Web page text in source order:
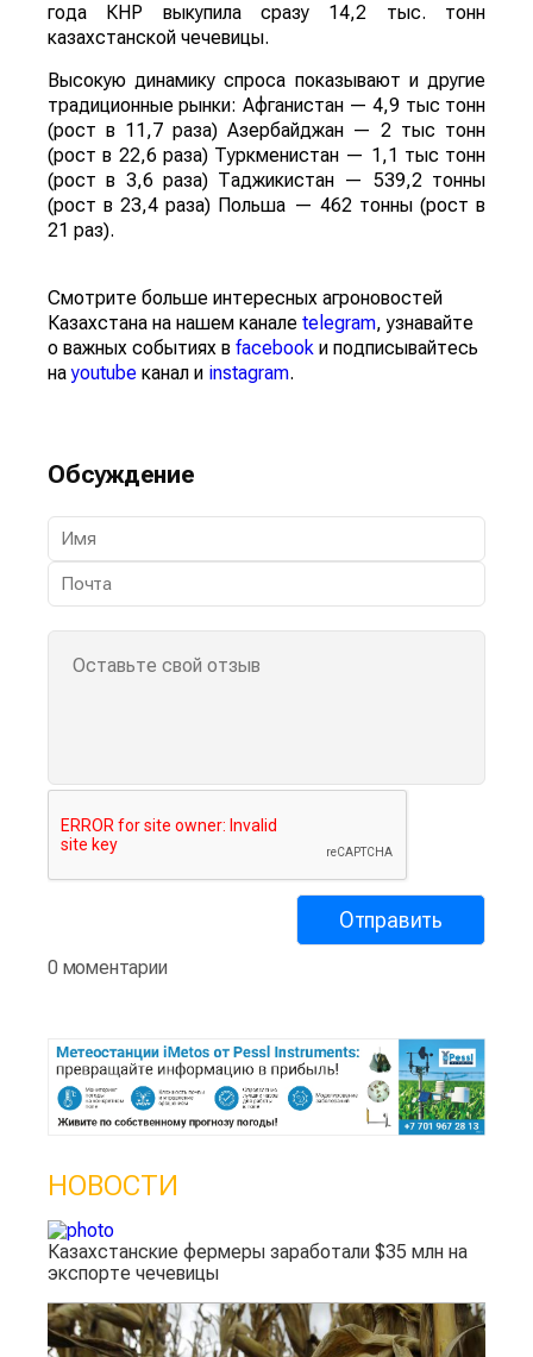
года КНР выкупила сразу 14,2 тыс. тонн
казахстанской чечевицы.
Высокую динамику спроса показывают и другие
традиционные рынки: Афганистан — 4,9 тыс тонн
(рост в 11,7 раза) Азербайджан — 2 тыс тонн
(рост в 22,6 раза) Туркменистан — 1,1 тыс тонн
(рост в 3,6 раза) Таджикистан — 539,2 тонны
(рост в 23,4 раза) Польша — 462 тонны (рост в
21 раз).
Смотрите больше интересных агроновостей
Казахстана на нашем канале telegram, узнавайте
о важных событиях в facebook и подписывайтесь
наyoutube канал и instagram.
Обсуждение
0 моментарии
НОВОСТИ
Казахстанские фермеры заработали $35 млн на
экспорте чечевицы